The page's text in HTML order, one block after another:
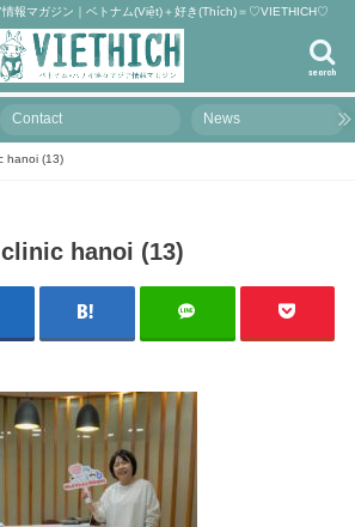
情報マガジン｜ベトナム(Việt)＋好き(Thích)＝♡VIETHICH♡
search
Contact News
hanoi (13)
hanoi (13)